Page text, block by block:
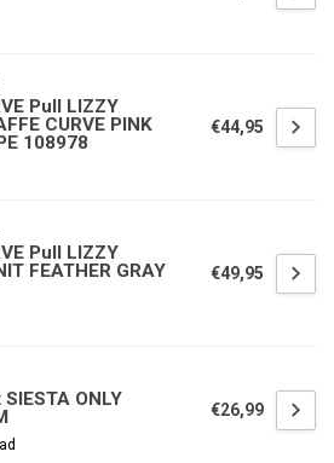
Pull LIZZY
CURVE PINK
108978
€44,95
Pull LIZZY
FEATHER GRAY
€49,95
ONLY
€26,99